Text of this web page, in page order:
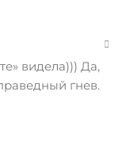
видела))) Да,
гнев.